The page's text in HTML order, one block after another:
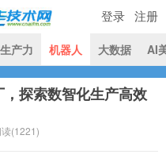
产力 机器人 大数据 AI
登录 注册
探索数智化生产高效
(1221)